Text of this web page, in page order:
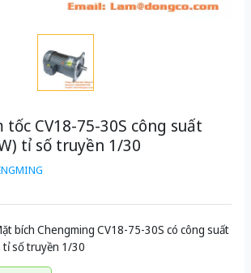
CV18-75-30S công suất
tỉ số truyền 1/30
bích Chengming CV18-75-30S có công suất
tỉ số truyền 1/30